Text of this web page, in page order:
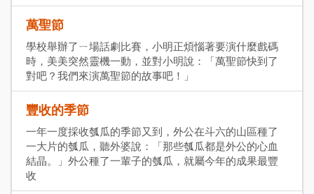
萬聖節
學校舉辦了ㄧ場話劇比賽，小明正煩惱著要演什麼戲碼
時，美美突然靈機一動，並對小明說：「萬聖節快到了
對吧？我們來演萬聖節的故事吧！」
豐收的季節
一年一度採收瓠瓜的季節又到，外公在斗六的山區種了
一大片的瓠瓜，聽外婆說：「那些瓠瓜都是外公的心血
結晶。」外公種了一輩子的瓠瓜，就屬今年的成果最豐
收